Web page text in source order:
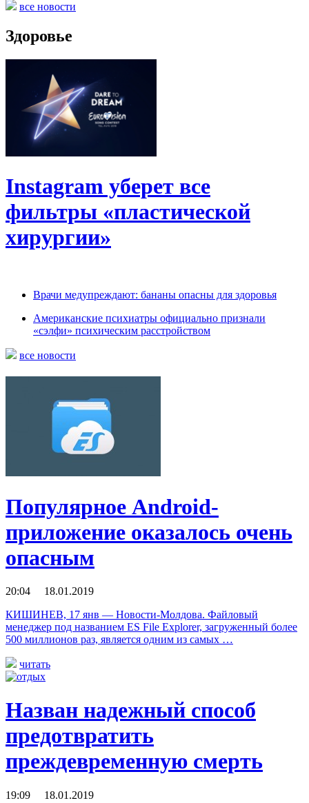
все новости
Здоровье
Instagram уберет все
фильтры «пластической
хирургии»
Врачи медупреждают: бананы опасны для здоровья
Американские психиатры официально признали
«сэлфи» психическим расстройством
все новости
Популярное Android-
приложение оказалось очень
опасным
20:04 18.01.2019
КИШИНЕВ, 17 янв — Новости-Молдова. Файловый
менеджер под названием ES File Explorer, загруженный более
500 миллионов раз, является одним из самых …
читать
Назван надежный способ
предотвратить
преждевременную смерть
19:09 18.01.2019